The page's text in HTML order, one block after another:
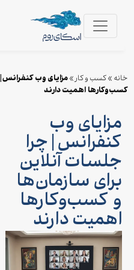
خانه »کسب و کار »مزایای وب کنفرانس
کسب‌وکارها اهمیت دارند
مزایای وب
کنفرانس | چرا
جلسات آنلاین
برای سازمان‌ها
و کسب‌وکارها
اهمیت دارند